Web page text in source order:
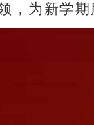
，为新学